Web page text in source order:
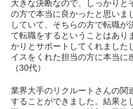
大きな決断なので、しっかりと
の方で本当に良かったと思いま
していて、そちらの方で転職が
て転職をするということはあり
かりとサポートしてくれました
イスをくれた担当の方に本当に
（30代）
業界大手のリクルートさんの関
することができました。結果と